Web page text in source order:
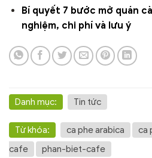
Bí quyết 7 bước mở quán
nghiệm, chi phí và lưu ý
Danh mục: Tin tức
Từ khóa: ca phe arabica ca
cafe
phan-biet-cafe